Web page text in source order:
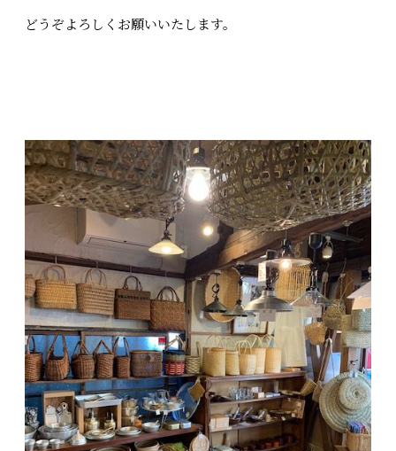
どうぞよろしくお願いいたします。